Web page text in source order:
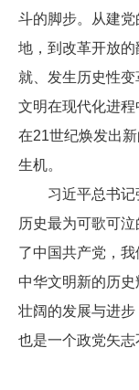
斗的脚步。从建
地，到改革开放
就、发生历史性
文明在现代化进
在21世纪焕发出
生机。
习近平总书记强
历史最为可歌可
了中国共产党，
中华文明新的历
壮阔的发展与进步
也是一个政党矢志